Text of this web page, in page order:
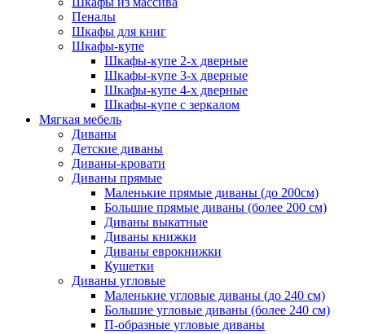
Пеналы
Шкафы для книг
Шкафы-купе
Шкафы-купе 2-х дверные
Шкафы-купе 3-х дверные
Шкафы-купе 4-х дверные
Шкафы-купе с зеркалом
Мягкая мебель
Диваны
Детские диваны
Диваны-кровати
Диваны прямые
Маленькие прямые диваны (до 200см)
Большие прямые диваны (более 200 см)
Диваны выкатные
Диваны книжки
Диваны еврокнижки
Кушетки
Диваны угловые
Маленькие угловые диваны (до 240 см)
Большие угловые диваны (более 240 см)
П-образные угловые диваны